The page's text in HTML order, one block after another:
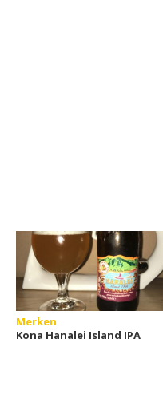
Merken
Kona Hanalei Island IPA